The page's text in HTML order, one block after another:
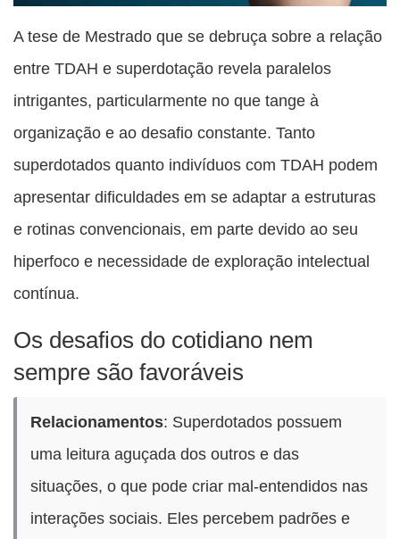
A tese de Mestrado que se debruça sobre a relação
entre TDAH e superdotação revela paralelos
intrigantes, particularmente no que tange à
organização e ao desafio constante. Tanto
superdotados quanto indivíduos com TDAH podem
apresentar dificuldades em se adaptar a estruturas
e rotinas convencionais, em parte devido ao seu
hiperfoco e necessidade de exploração intelectual
contínua.
Os desafios do cotidiano nem
sempre são favoráveis
Relacionamentos: Superdotados possuem
uma leitura aguçada dos outros e das
situações, o que pode criar mal-entendidos nas
interações sociais. Eles percebem padrões e